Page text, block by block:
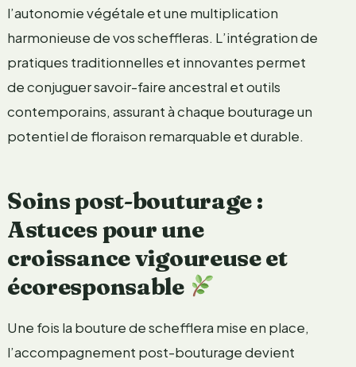
l’autonomie végétale et une multiplication
harmonieuse de vos scheffleras. L’intégration de
pratiques traditionnelles et innovantes permet
de conjuguer savoir-faire ancestral et outils
contemporains, assurant à chaque bouturage un
potentiel de floraison remarquable et durable.
Soins post-bouturage :
Astuces pour une
croissance vigoureuse et
écoresponsable
Une fois la bouture de schefflera mise en place,
l’accompagnement post-bouturage devient